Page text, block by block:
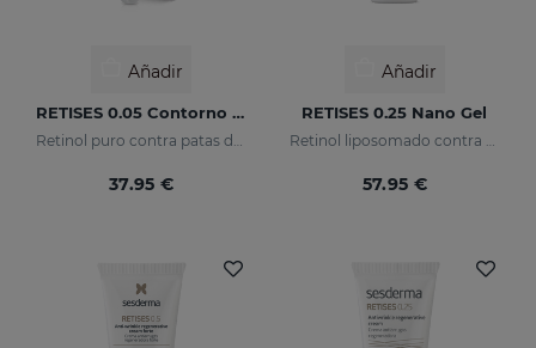
Añadir
RETISES 0.05 Contorno De Ojos
Retinol puro contra patas de gallo
37.95 €
Añadir
RETISES 0.25 Nano Gel
Retinol liposomado contra arrugas e imperfecciones
57.95 €